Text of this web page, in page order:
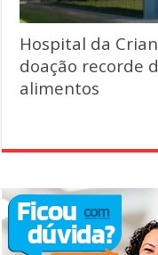
Hospital da
doação recorde
alimentos